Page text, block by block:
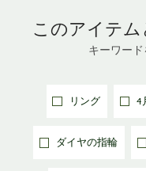
このアイテム
キーワー
リング 4
ダイヤの指輪